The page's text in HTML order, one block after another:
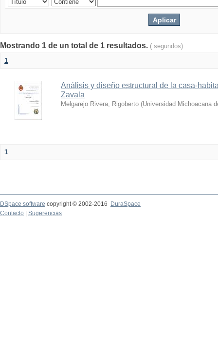
Mostrando 1 de un total de 1 resultados. ( segundos)
1
Análisis y diseño estructural de la casa-
Zavala
Melgarejo Rivera, Rigoberto (Universidad Michoacana
1
DSpace software copyright © 2002-2016
DuraSpace
Contacto
Sugerencias